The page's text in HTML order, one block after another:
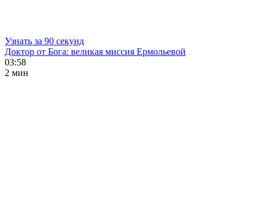
Узнать за 90 секунд
Доктор от Бога: великая миссия Ермольевой
03:58
2 мин